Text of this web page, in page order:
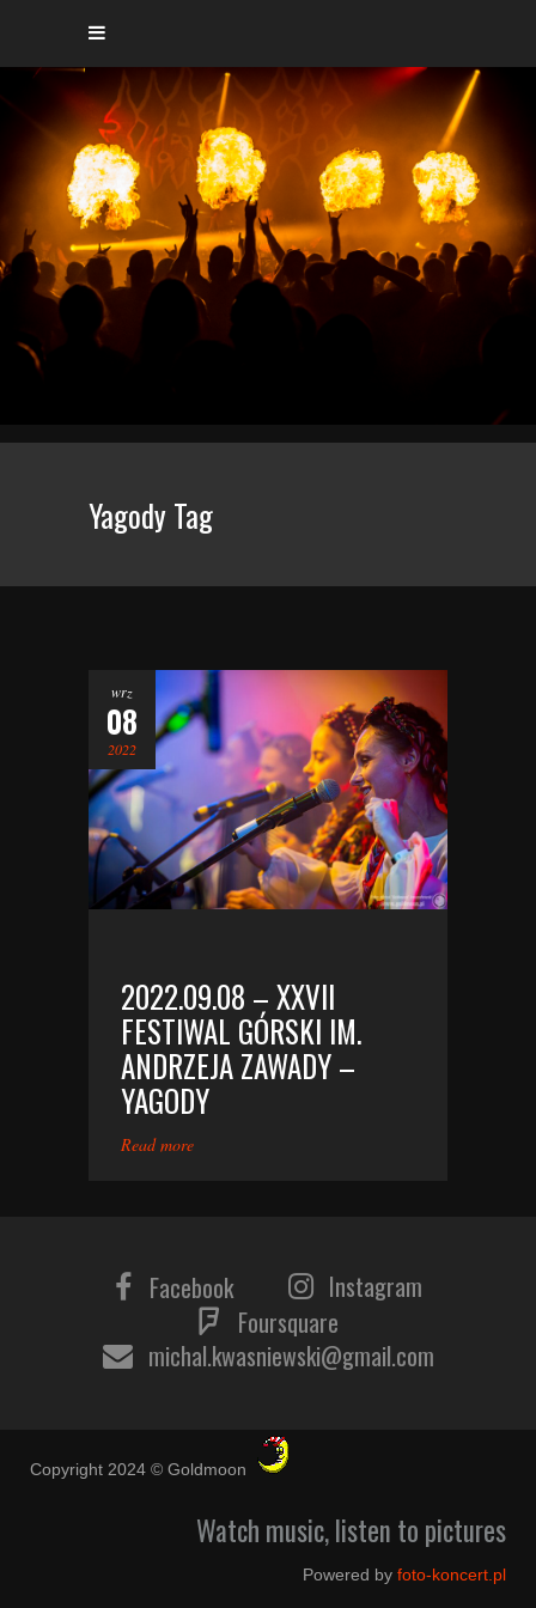
Yagody Tag
wrz
08
2022
2022.09.08 – XXVII
FESTIWAL GÓRSKI IM.
ANDRZEJA ZAWADY –
YAGODY
Read more
Facebook
Instagram
Foursquare
michal.kwasniewski@gmail.com
Copyright 2024 © Goldmoon
Watch music, listen to pictures
Powered by foto-koncert.pl